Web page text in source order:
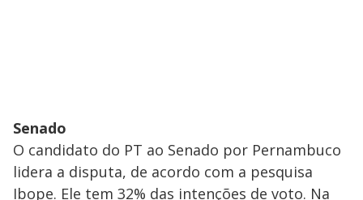
Senado
O candidato do PT ao Senado por Pernambuco
lidera a disputa, de acordo com a pesquisa
Ibope. Ele tem 32% das intenções de voto. Na